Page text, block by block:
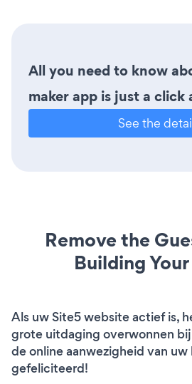
All you need to know
maker app is just a click
See the
Remove the
Building
Als uw Site5 website actief is,
grote uitdaging overwonnen
de online aanwezigheid van
gefeliciteerd!